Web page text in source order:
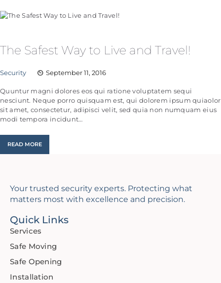
The Safest Way to Live and Travel!
Security September 11, 2016
Quuntur magni dolores eos qui ratione voluptatem sequi
nesciunt. Neque porro quisquam est, qui dolorem ipsum quiaolor
sit amet, consectetur, adipisci velit, sed quia non numquam eius
modi tempora incidunt…
READ MORE
Your trusted security experts. Protecting what
matters most with excellence and precision.
Quick Links
Services
Safe Moving
Safe Opening
Installation